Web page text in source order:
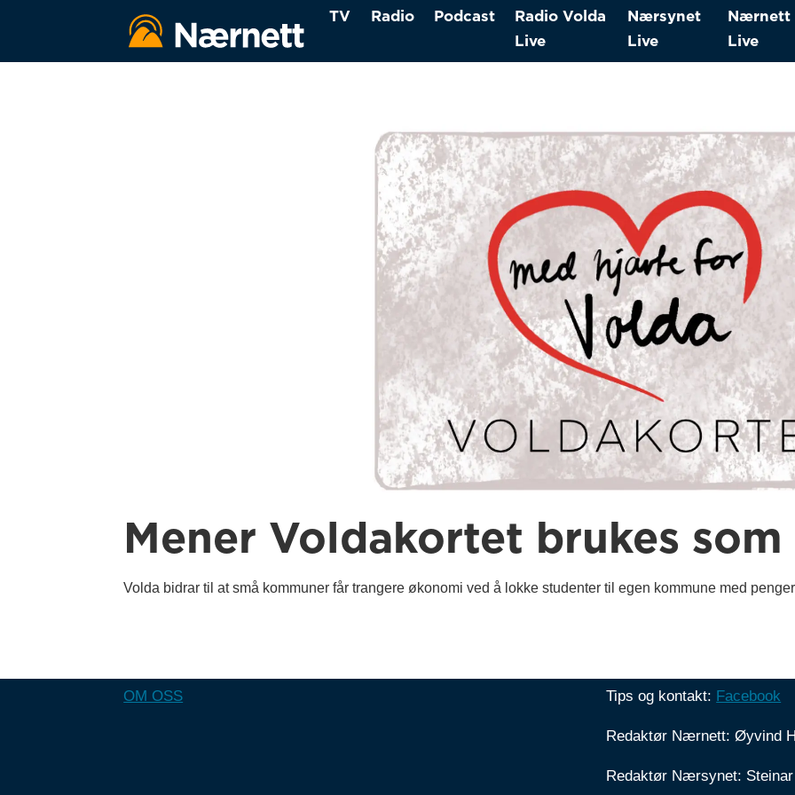
TV Radio Podcast
Radio Volda
Live
Nærsynet
Live
Nærnett
Live
Mener Voldakortet brukes
Volda bidrar til at små kommuner får trangere økonomi ved å lokke studenter til egen kommune med
OM OSS Tips og kontakt: Facebook
Redaktør Nærnett: Øyvind
Redaktør Nærsynet: